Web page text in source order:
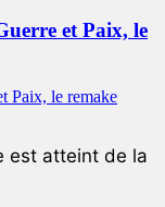
et Paix, le
est atteint de la